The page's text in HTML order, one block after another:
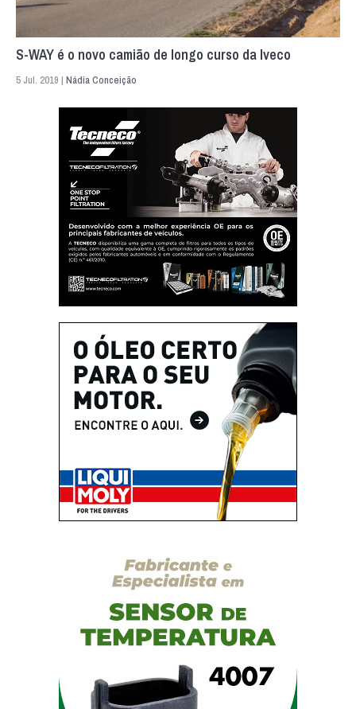
S-WAY é o novo camião de longo curso da Iveco
5 Jul. 2019 | Nádia Conceição